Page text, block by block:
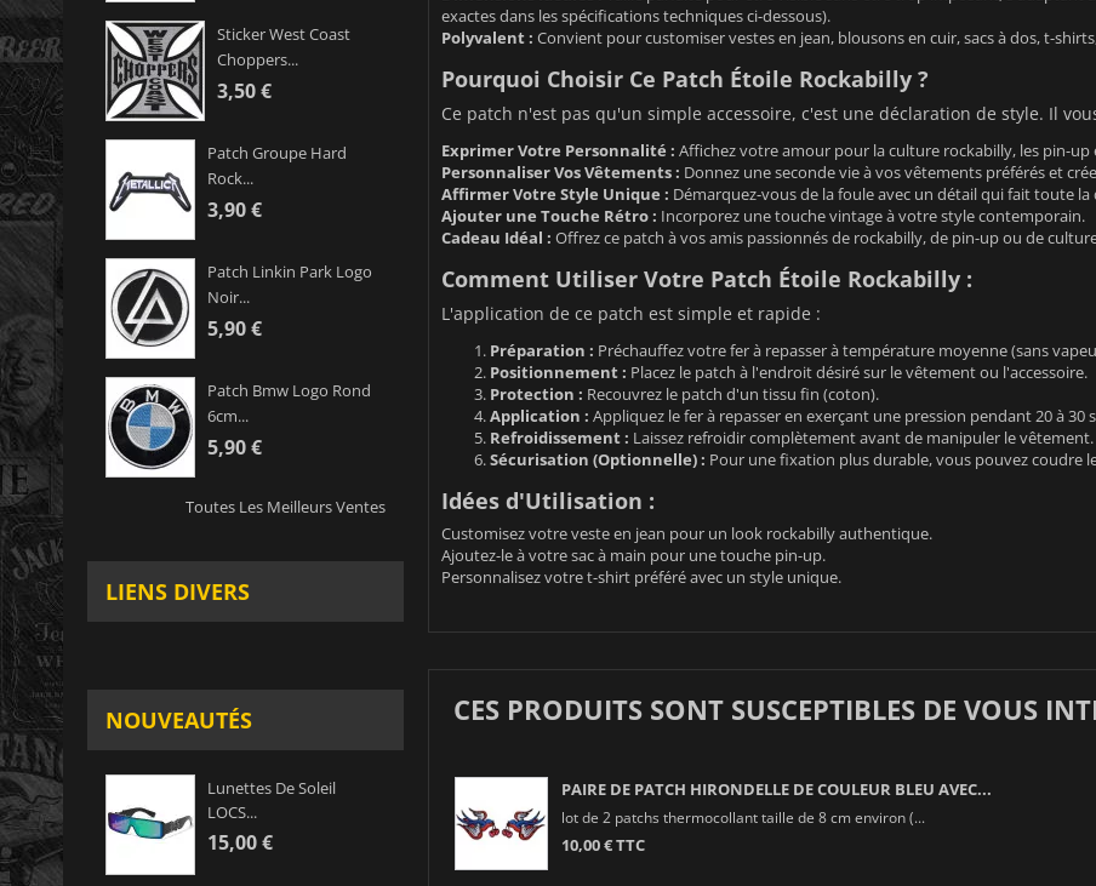
Sticker West Coast
Choppers...
3,50 €
Patch Groupe Hard
Rock...
3,90 €
Patch Linkin Park Logo
Noir...
5,90 €
Patch Bmw Logo Rond
6cm...
5,90 €
Toutes Les Meilleurs Ventes
LIENS DIVERS
NOUVEAUTÉS
Lunettes De Soleil
LOCS...
15,00 €
exactes dans les spécifications techniques ci-dessous).
Polyvalent : Convient pour customiser vestes en jean, blousons en cuir, sacs à dos, t-
Pourquoi Choisir Ce Patch Étoile Rockabilly ?
Ce patch n'est pas qu'un simple accessoire, c'est une déclaration de style. Il
Exprimer Votre Personnalité : Affichez votre amour pour la culture rockabilly, les pin-
Personnaliser Vos Vêtements : Donnez une seconde vie à vos vêtements préférés et
Affirmer Votre Style Unique : Démarquez-vous de la foule avec un détail qui fait toute la
Ajouter une Touche Rétro : Incorporez une touche vintage à votre style contemporain.
Cadeau Idéal : Offrez ce patch à vos amis passionnés de rockabilly, de pin-up ou de
Comment Utiliser Votre Patch Étoile Rockabilly :
L'application de ce patch est simple et rapide :
Préparation : Préchauffez votre fer à repasser à température moyenne (sans
Positionnement : Placez le patch à l'endroit désiré sur le vêtement ou l'accessoire.
Protection : Recouvrez le patch d'un tissu fin (coton).
Application : Appliquez le fer à repasser en exerçant une pression pendant 20 à 30
Refroidissement : Laissez refroidir complètement avant de manipuler le vêtement.
Sécurisation (Optionnelle) : Pour une fixation plus durable, vous pouvez coudre
Idées d'Utilisation :
Customisez votre veste en jean pour un look rockabilly authentique.
Ajoutez-le à votre sac à main pour une touche pin-up.
Personnalisez votre t-shirt préféré avec un style unique.
CES PRODUITS SONT SUSCEPTIBLES DE VOUS
PAIRE DE PATCH HIRONDELLE DE COULEUR BLEU AVEC...
lot de 2 patchs thermocollant taille de 8 cm environ (...
10,00 € TTC